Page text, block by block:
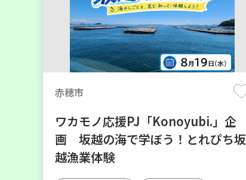
赤穂市
ワカモノ応援PJ「Konoyubi.」企
画 坂越の海で学ぼう！とれぴち坂
越漁業体験